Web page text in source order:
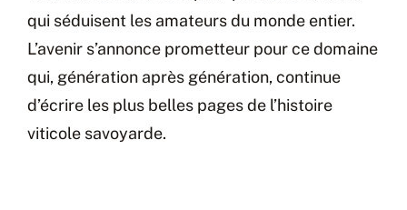
qui séduisent les amateurs du monde entier.
L’avenir s’annonce prometteur pour ce domaine
qui, génération après génération, continue
d’écrire les plus belles pages de l’histoire
viticole savoyarde.